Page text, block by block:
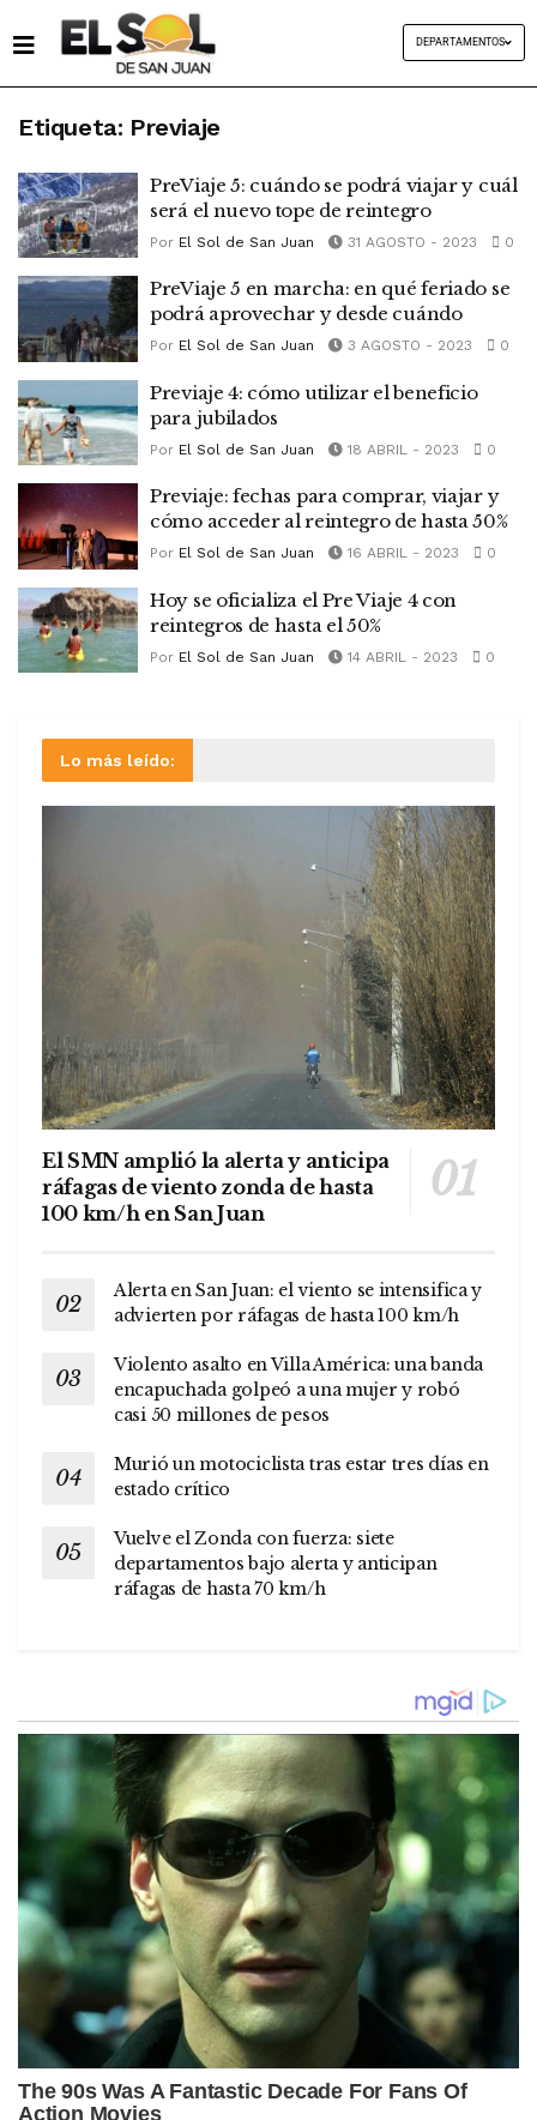
DEPARTAMENTOS
Etiqueta: Previaje
PreViaje 5: cuándo se podrá viajar y cuál
será el nuevo tope de reintegro
Por El Sol de San Juan 31 AGOSTO - 2023 0
PreViaje 5 en marcha: en qué feriado se
podrá aprovechar y desde cuándo
Por El Sol de San Juan 3 AGOSTO - 2023 0
Previaje 4: cómo utilizar el beneficio
para jubilados
Por El Sol de San Juan 18 ABRIL - 2023 0
Previaje: fechas para comprar, viajar y
cómo acceder al reintegro de hasta 50%
Por El Sol de San Juan 16 ABRIL - 2023 0
Hoy se oficializa el Pre Viaje 4 con
reintegros de hasta el 50%
Por El Sol de San Juan 14 ABRIL - 2023 0
Lo más leído:
El SMN amplió la alerta y anticipa
ráfagas de viento zonda de hasta
100 km/h en San Juan
Alerta en San Juan: el viento se intensifica y
advierten por ráfagas de hasta 100 km/h
Violento asalto en Villa América: una banda
encapuchada golpeó a una mujer y robó
casi 50 millones de pesos
Murió un motociclista tras estar tres días en
estado crítico
Vuelve el Zonda con fuerza: siete
departamentos bajo alerta y anticipan
ráfagas de hasta 70 km/h